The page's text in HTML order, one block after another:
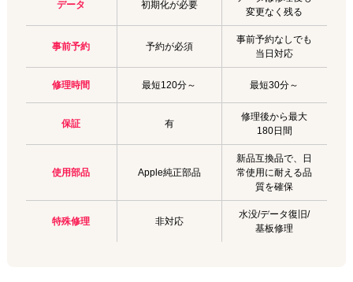
データ 初期化が必要
変更なく残る
事前予約 予約が必須
事前予約なしでも
当日対応
修理時間 最短120分～ 最短30分～
保証 有
修理後から最大
180日間
使用部品 Apple純正部品
新品互換品で、日
常使用に耐える品
質を確保
特殊修理 非対応
水没/データ復旧/
基板修理